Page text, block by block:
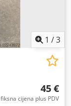
1 /3
45 €
fiksna cijena plus PDV